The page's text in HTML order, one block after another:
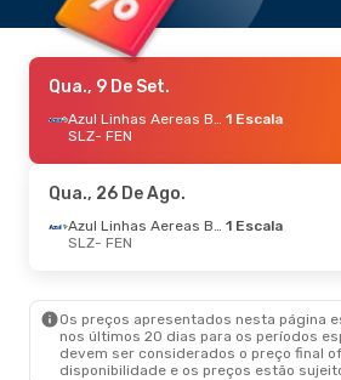
Qua., 9 De Set.
Azul Linhas Aereas Brasileiras 1 Escala
SLZ- FEN
Qua., 26 De Ago.
Azul Linhas Aereas Brasileiras 1 Escala
SLZ- FEN
Os preços apresentados nesta página
nos últimos 20 dias para os períodos
devem ser considerados o preço final
disponibilidade e os preços estão